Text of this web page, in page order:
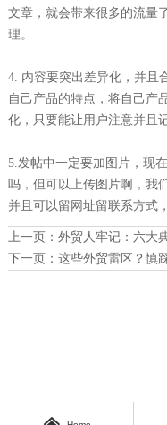
文章，就会带来很多的流量
理。
4. 内容要突出差异化，并且
自己产品的特点，将自己产
化，只要能让用户注意并且
5.发帖中一定要加图片，现
吗，但可以上传图片啊，我
并且可以留网址留联系方式
上一页： 外贸人牢记：六大
下一页： 这些外贸雷区？慎